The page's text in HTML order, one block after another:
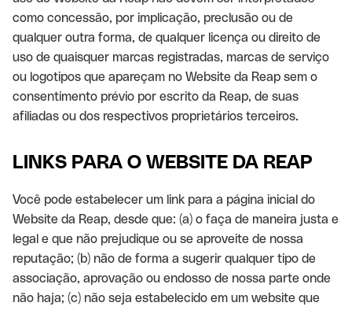
como concessão, por implicação, preclusão ou de
qualquer outra forma, de qualquer licença ou direito de
uso de quaisquer marcas registradas, marcas de serviço
ou logotipos que apareçam no Website da Reap sem o
consentimento prévio por escrito da Reap, de suas
afiliadas ou dos respectivos proprietários terceiros.
LINKS PARA O WEBSITE DA REAP
Você pode estabelecer um link para a página inicial do
Website da Reap, desde que: (a) o faça de maneira justa e
legal e que não prejudique ou se aproveite de nossa
reputação; (b) não de forma a sugerir qualquer tipo de
associação, aprovação ou endosso de nossa parte onde
não haja; (c) não seja estabelecido em um website que